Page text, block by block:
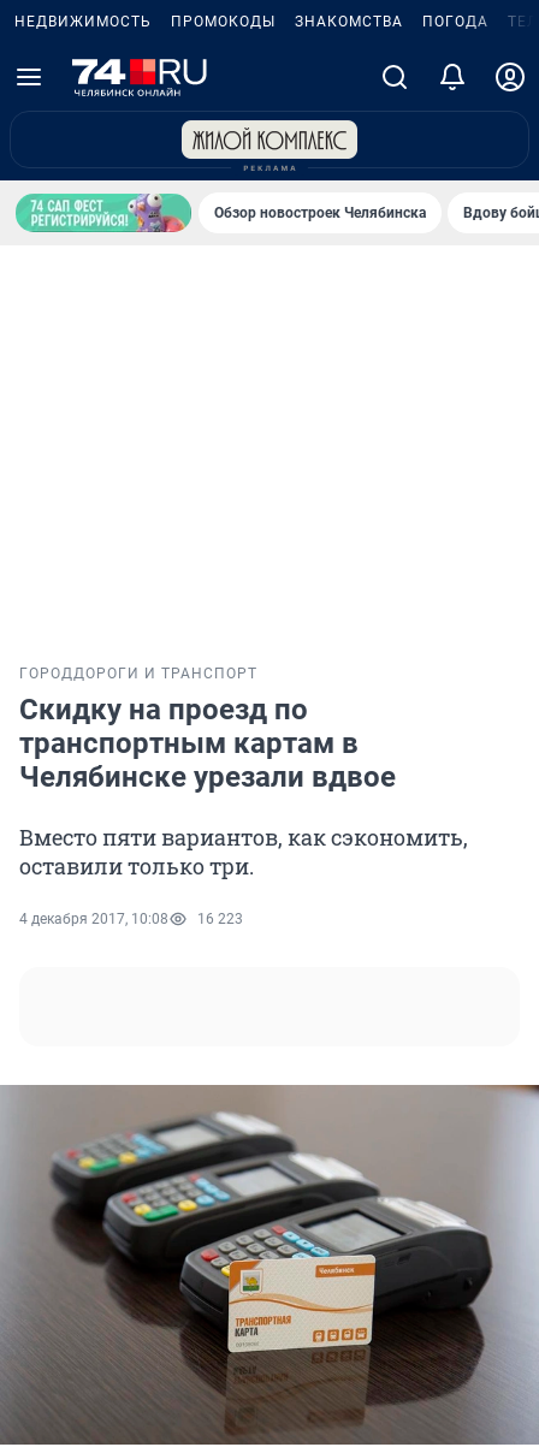
НЕДВИЖИМОСТЬ ПРОМОКОДЫ ЗНАКОМСТВА ПОГОДА
Обзор новостроек Челябинска Вдову
ГОРОДДОРОГИ И ТРАНСПОРТ
Скидку на проезд по
транспортным картам в
Челябинске урезали вдвое
Вместо пяти вариантов, как сэкономить,
оставили только три.
4 декабря 2017, 10:08 16 223